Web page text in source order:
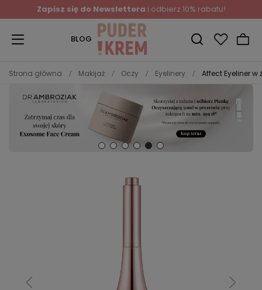
Zapisz się do Newslettera i odbierz 10% rabatu!
BLOG
Strona główna Makijaż Oczy Eyelinery Affect Eyeliner w